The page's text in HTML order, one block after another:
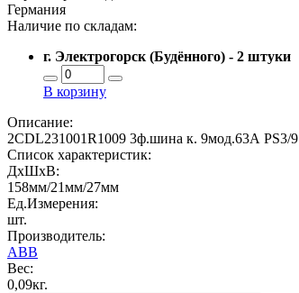
Германия
Наличие по складам:
г. Электрогорск (Будённого) - 2 штуки
В корзину
Описание:
2CDL231001R1009 3ф.шина к. 9мод.63А PS3/9
Список характеристик:
ДxШxВ:
158мм/21мм/27мм
Ед.Измерения:
шт.
Производитель:
ABB
Вес:
0,09кг.